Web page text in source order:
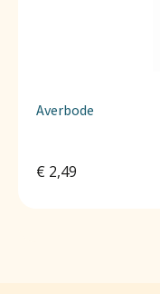
Averbode
€ 2,49